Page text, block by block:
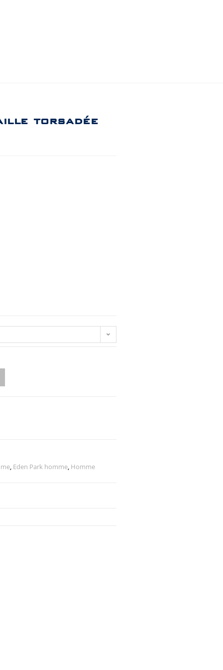
torsadée
, Eden Park homme, Homme